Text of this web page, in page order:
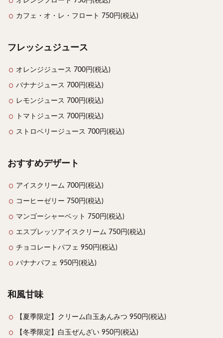
カフェ・オ・レ・フロート 750円(税込)
フレッシュジュース
オレンジジュース 700円(税込)
バナナジュース 700円(税込)
レモンジュース 700円(税込)
トマトジュース 700円(税込)
ストロベリージュース 700円(税込)
おすすめデザート
アイスクリーム 700円(税込)
コーヒーゼリー 750円(税込)
マンゴーシャーベット 750円(税込)
エスプレッソアイスクリーム 750円(税込)
チョコレートパフェ 950円(税込)
バナナパフェ 950円(税込)
和風甘味
【夏季限定】クリーム白玉あんみつ 950円(税込)
【冬季限定】白玉ぜんざい 950円(税込)